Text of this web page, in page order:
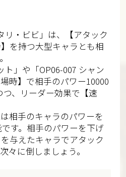
リ・ビビ」は、【アタック
を持つ大型キャラとも相
ト」や「OP06-007 シャン
時】で相手のパワー10000
、リーダー効果で【速
相手のキャラのパワーを
す。相手のパワーを下げ
与えたキャラでアタック
々に倒しましょう。